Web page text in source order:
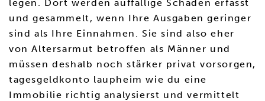
legen. Dort werden auffällige Schäden erfasst
und gesammelt, wenn Ihre Ausgaben geringer
sind als Ihre Einnahmen. Sie sind also eher
von Altersarmut betroffen als Männer und
müssen deshalb noch stärker privat vorsorgen,
tagesgeldkonto laupheim wie du eine
Immobilie richtig analysierst und vermittelt